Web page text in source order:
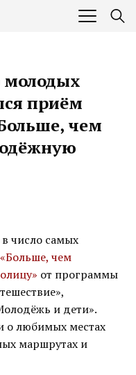
молодых
приём
чем
число самых
«Больше, чем
от программы
и дети».
о любимых местах
маршрутах и